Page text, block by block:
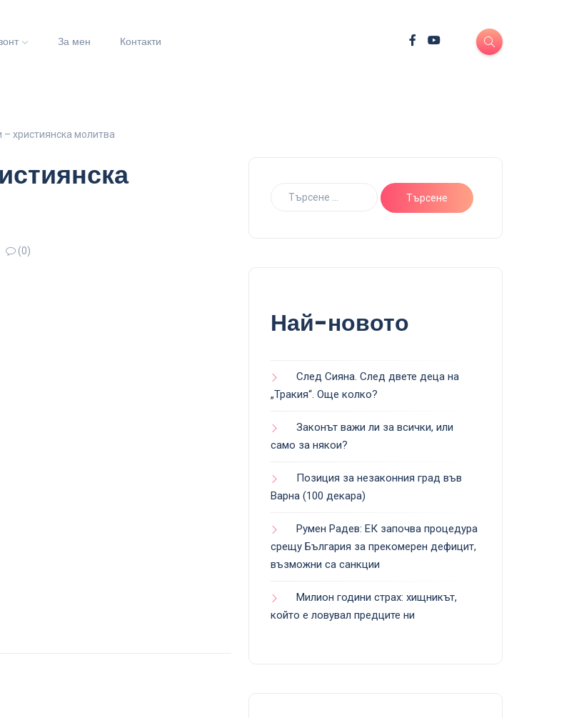
За мен Контакти
– християнска молитва
(0)
Най-новото
След Сияна. След двете деца на
„Тракия“. Още колко?
Законът важи ли за всички, или
само за някои?
Позиция за незаконния град във
Варна (100 декара)
Румен Радев: ЕК започва процедура
срещу България за прекомерен дефицит,
възможни са санкции
Милион години страх: хищникът,
който е ловувал предците ни